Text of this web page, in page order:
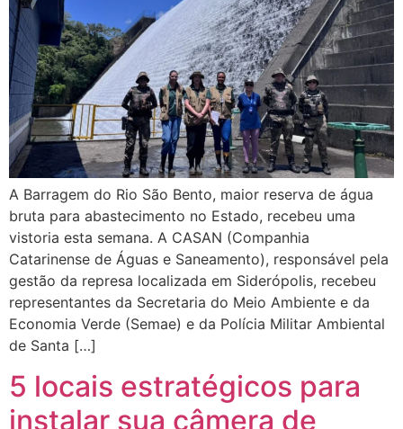
A Barragem do Rio São Bento, maior reserva de água
bruta para abastecimento no Estado, recebeu uma
vistoria esta semana. A CASAN (Companhia
Catarinense de Águas e Saneamento), responsável pela
gestão da represa localizada em Siderópolis, recebeu
representantes da Secretaria do Meio Ambiente e da
Economia Verde (Semae) e da Polícia Militar Ambiental
de Santa […]
5 locais estratégicos para
instalar sua câmera de